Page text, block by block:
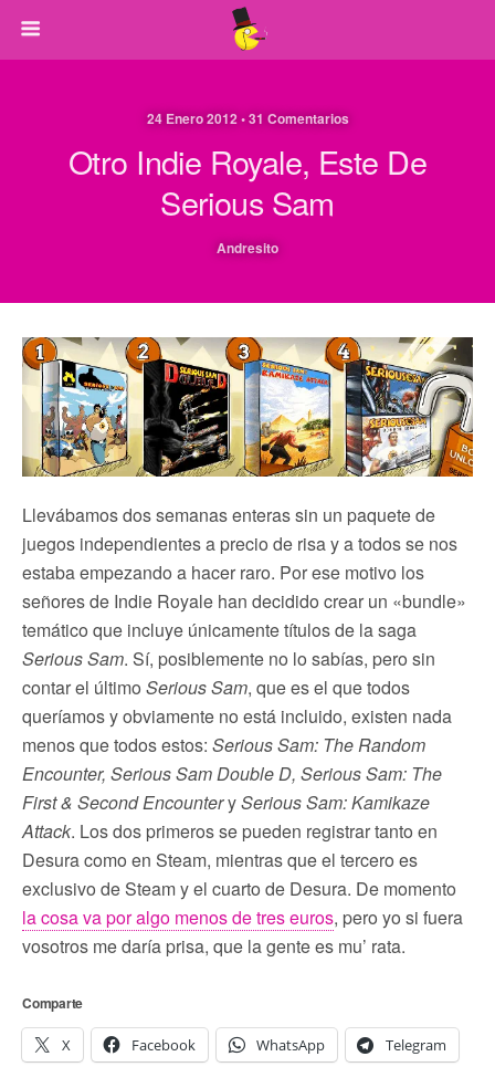
24 Enero 2012 • 31 Comentarios
Otro Indie Royale, Este De
Serious Sam
Andresito
Llevábamos dos semanas enteras sin un paquete de
juegos independientes a precio de risa y a todos se nos
estaba empezando a hacer raro. Por ese motivo los
señores de Indie Royale han decidido crear un «bundle»
temático que incluye únicamente títulos de la saga
Serious Sam. Sí, posiblemente no lo sabías, pero sin
contar el último Serious Sam, que es el que todos
queríamos y obviamente no está incluido, existen nada
menos que todos estos: Serious Sam: The Random
Encounter, Serious Sam Double D, Serious Sam: The
First & Second EncounterySerious Sam: Kamikaze
Attack. Los dos primeros se pueden registrar tanto en
Desura como en Steam, mientras que el tercero es
exclusivo de Steam y el cuarto de Desura. De momento
la cosa va por algo menos de tres euros, pero yo si fuera
vosotros me daría prisa, que la gente es mu’ rata.
Comparte
X Facebook WhatsApp Telegram